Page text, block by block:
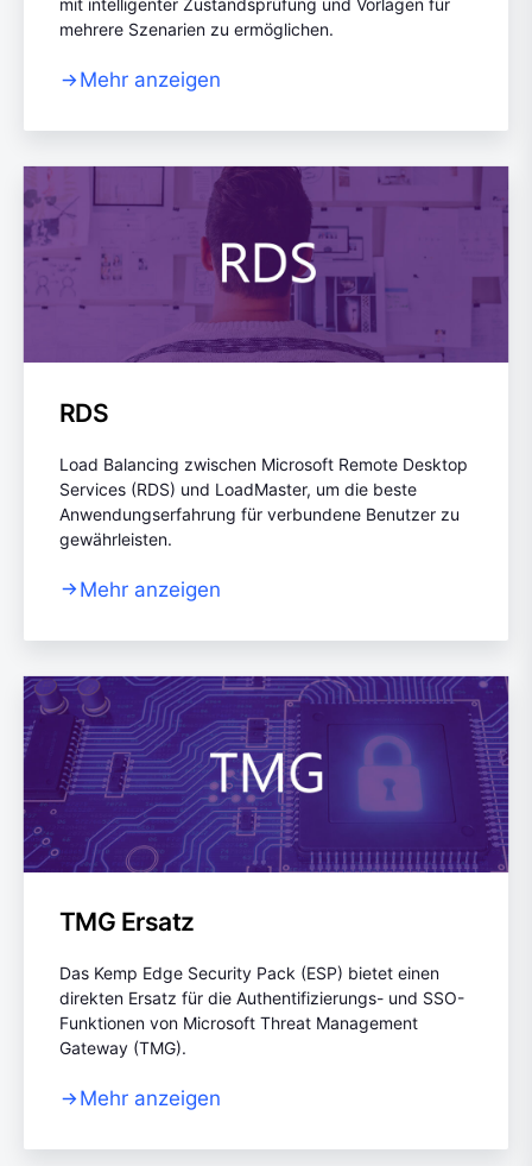
mit intelligenter Zustandsprüfung und Vorlagen für
mehrere Szenarien zu ermöglichen.
Mehr anzeigen
RDS
Load Balancing zwischen Microsoft Remote Desktop
Services (RDS) und LoadMaster, um die beste
Anwendungserfahrung für verbundene Benutzer zu
gewährleisten.
Mehr anzeigen
TMG Ersatz
Das Kemp Edge Security Pack (ESP) bietet einen
direkten Ersatz für die Authentifizierungs- und SSO-
Funktionen von Microsoft Threat Management
Gateway (TMG).
Mehr anzeigen